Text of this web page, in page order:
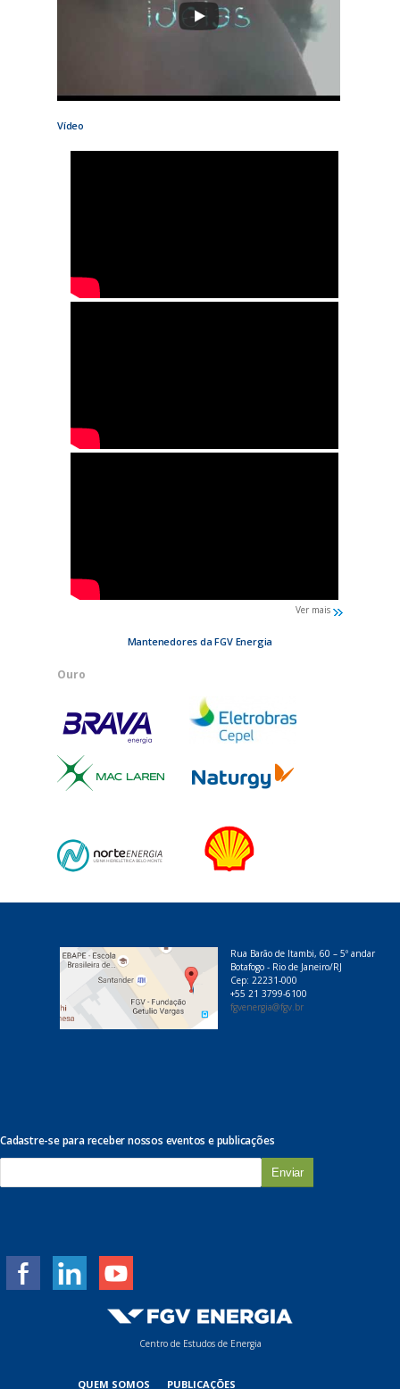
Vídeo
Ver mais
Mantenedores da FGV Energia
Ouro
Rua Barão de Itambi, 60 – 5º andar
Botafogo - Rio de Janeiro/RJ
Cep: 22231-000
+55 21 3799-6100
fgvenergia@fgv.br
Cadastre-se para receber nossos eventos e publicações
m
Centro de Estudos de Energia
QUEM SOMOS PUBLICAÇÕES